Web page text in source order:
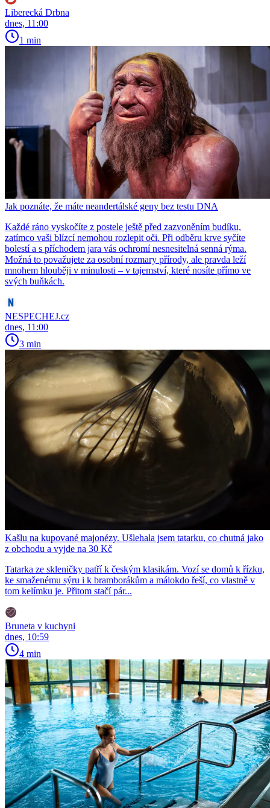
Liberecká Drbna
dnes, 11:00
1 min
Jak poznáte, že máte neandertálské geny bez testu DNA
Každé ráno vyskočíte z postele ještě před zazvoněním budíku,
zatímco vaši blízcí nemohou rozlepit oči. Při odběru krve syčíte
bolestí a s příchodem jara vás ochromí nesnesitelná senná rýma.
Možná to považujete za osobní rozmary přírody, ale pravda leží
mnohem hlouběji v minulosti – v tajemství, které nosíte přímo ve
svých buňkách.
NESPECHEJ.cz
dnes, 11:00
3 min
Kašlu na kupované majonézy. Ušlehala jsem tatarku, co chutná jako
z obchodu a vyjde na 30 Kč
Tatarka ze skleničky patří k českým klasikám. Vozí se domů k řízku,
ke smaženému sýru i k bramborákům a málokdo řeší, co vlastně v
tom kelímku je. Přitom stačí pár...
Bruneta v kuchyni
dnes, 10:59
4 min